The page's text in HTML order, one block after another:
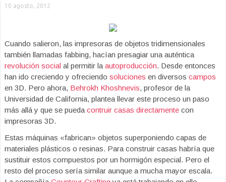
10 agosto, 2012
Cuando salieron, las impresoras de objetos tridimensionales
también llamadas fabbing, hacían presagiar una auténtica
revolución social al permitir la autoproducción. Desde entonces
han ido creciendo y ofreciendo soluciones en diversos campos
en 3D. Pero ahora, Behrokh Khoshnevis, profesor de la
Universidad de California, plantea llevar este proceso un paso
más allá y que se pueda contruir casas directamente con
impresoras 3D.
Estas máquinas «fabrican» objetos superponiendo capas de
materiales plásticos o resinas. Para construir casas habría que
sustituir estos compuestos por un hormigón especial. Pero el
resto del proceso sería similar aunque a mucha mayor escala.